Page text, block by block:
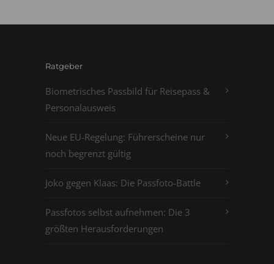
Ratgeber
Biometrisches Passbild für Reisepass &
Personalausweis
Neue EU-Regelung: Führerscheine nur
noch begrenzt gültig
Joko gegen Klaas: Die Passfoto-Battle
Passfotos selbst aufnehmen: Die 3
größten Herausforderungen